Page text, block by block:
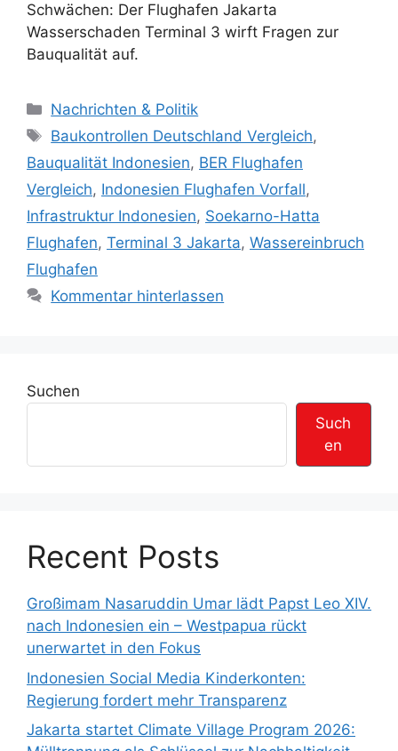
Schwächen: Der Flughafen Jakarta
Wasserschaden Terminal 3 wirft Fragen zur
Bauqualität auf.
K
a
e
g
o
r
i
e
n
Nachrichten & Politik
S
c
l
a
g
w
ö
Baukontrollen Deutschland Vergleich,
Bauqualität Indonesien, BER Flughafen
Vergleich, Indonesien Flughafen Vorfall,
Infrastruktur Indonesien, Soekarno-Hatta
Flughafen, Terminal 3 Jakarta, Wassereinbruch
Flughafen
Kommentar hinterlassen
Suchen
Such
en
Recent Posts
Großimam Nasaruddin Umar lädt Papst Leo XIV.
nach Indonesien ein – Westpapua rückt
unerwartet in den Fokus
Indonesien Social Media Kinderkonten:
Regierung fordert mehr Transparenz
Jakarta startet Climate Village Program 2026: